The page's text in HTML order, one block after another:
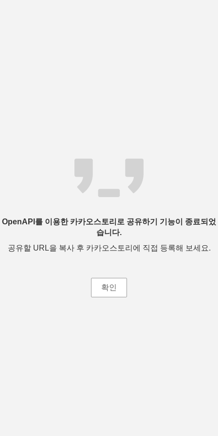
OpenAPI를 이용한 카카오스토리로 공유하기 기능이 종료되었
습니다.
공유할 URL을 복사 후 카카오스토리에 직접 등록해 보세요.
확인